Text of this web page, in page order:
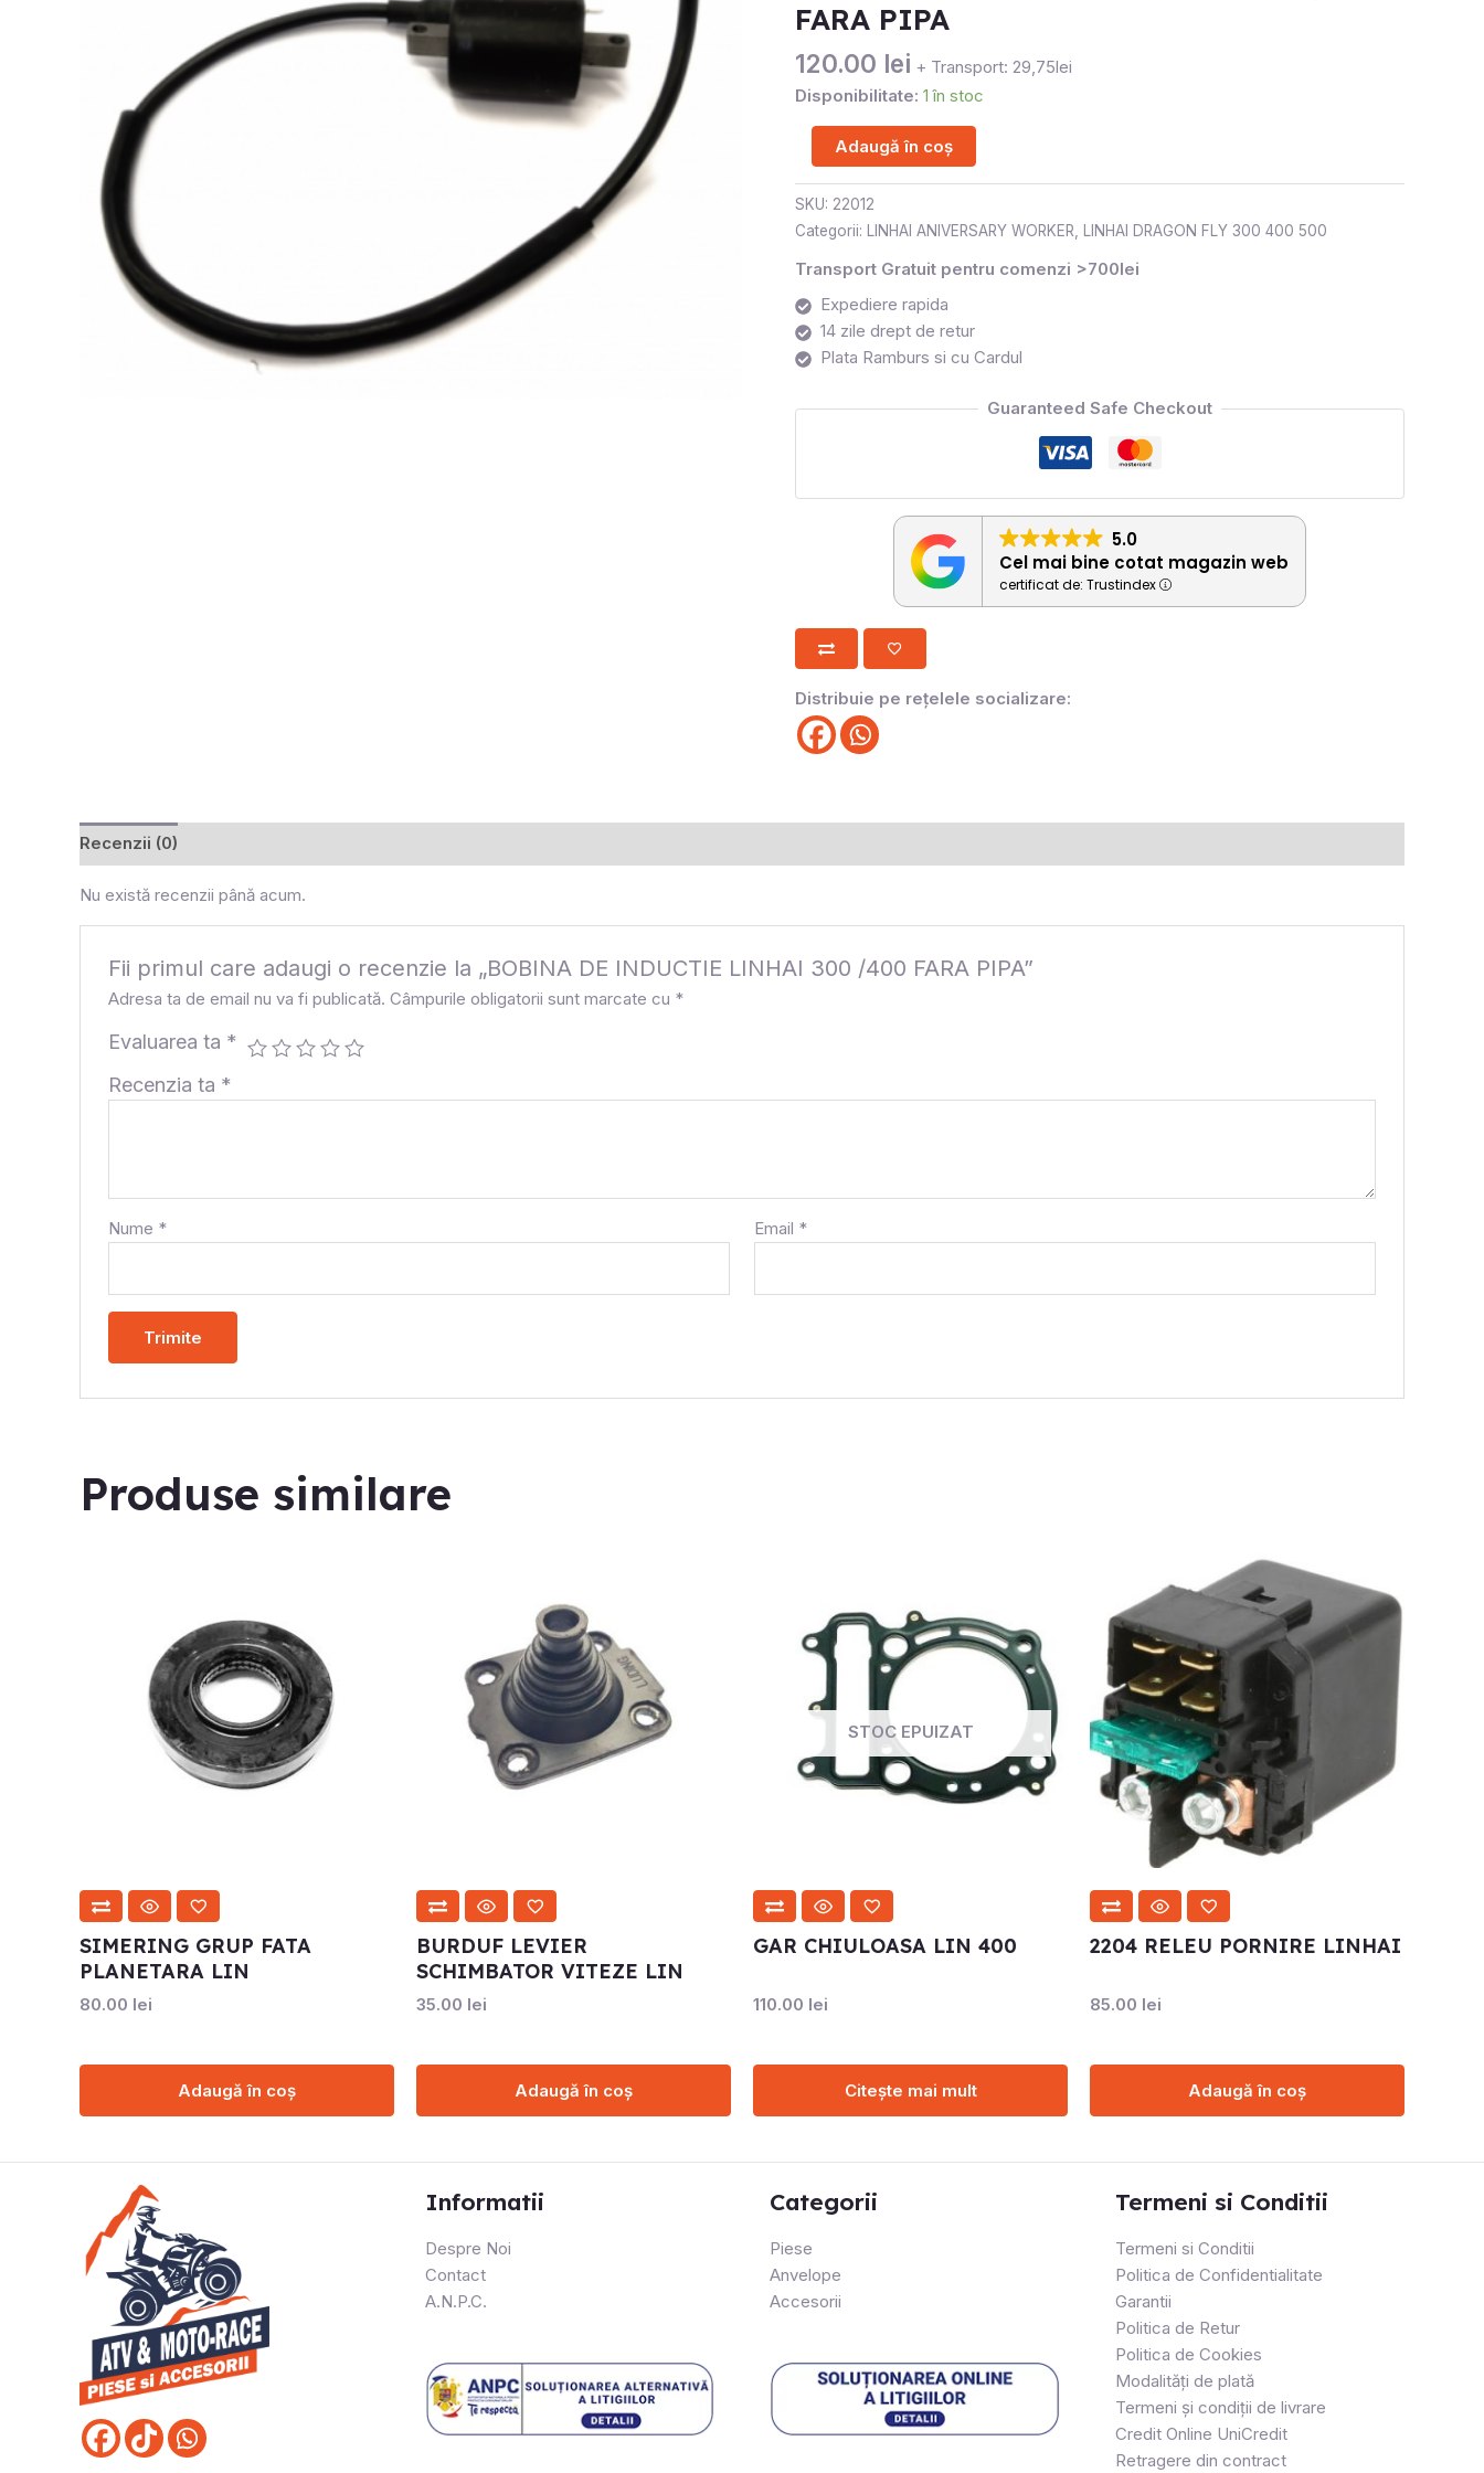
FARA PIPA
120.00 lei + Transport: 29,75lei
Disponibilitate: 1 în stoc
300
FARA
PIPA
Adaugă în coș
SKU: 22012
Categorii: LINHAI ANIVERSARY WORKER, LINHAI DRAGON FLY 300 400 500
Transport Gratuit pentru comenzi >700lei
Expediere rapida
14 zile drept de retur
Plata Ramburs si cu Cardul
Guaranteed Safe Checkout
5.0
Cel mai bine cotat magazin web
certificat de: Trustindex
Distribuie pe rețelele socializare:
Recenzii (0)
Nu există recenzii până acum.
Fii primul care adaugi o recenzie la „BOBINA DE INDUCTIE LINHAI 300 /400 FARA PIPA”
Adresa ta de email nu va fi publicată. Câmpurile obligatorii sunt marcate cu *
Evaluarea ta *
Recenzia ta *
Nume * Email *
Produse similare
SIMERING GRUP FATA
PLANETARA LIN
80.00 lei
Adaugă în coș
BURDUF LEVIER
SCHIMBATOR VITEZE LIN
35.00 lei
Adaugă în coș
STOC EPUIZAT
GAR CHIULOASA LIN 400
110.00 lei
Citește mai mult
2204 RELEU PORNIRE LINHAI
85.00 lei
Adaugă în coș
Informatii
Despre Noi
Contact
A.N.P.C.
Categorii
Piese
Anvelope
Accesorii
Termeni si Conditii
Termeni si Conditii
Politica de Confidentialitate
Garantii
Politica de Retur
Politica de Cookies
Modalități de plată
Termeni și condiții de livrare
Credit Online UniCredit
Retragere din contract